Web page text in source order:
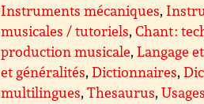
Instruments mécaniques,
musicales / tutoriels,Chant :
production musicale,Langage
et généralités,Dictionnaires,
multilingues,Thesaurus,